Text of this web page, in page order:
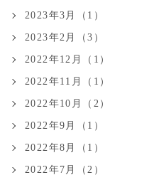
2023年3月（1）
2023年2月（3）
2022年12月（1）
2022年11月（1）
2022年10月（2）
2022年9月（1）
2022年8月（1）
2022年7月（2）